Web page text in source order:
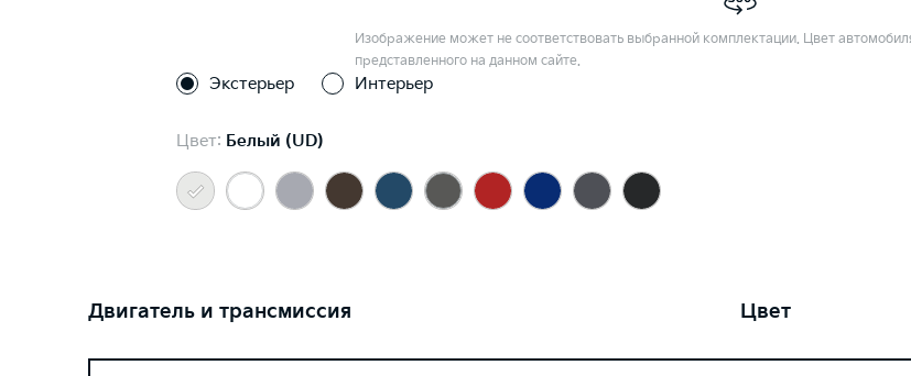
Изображение может не соответствовать выбранной комплектации. Цвет
представленного на данном сайте.
Экстерьер Интерьер
Цвет: Белый (UD)
Двигатель и трансмиссия Цвет